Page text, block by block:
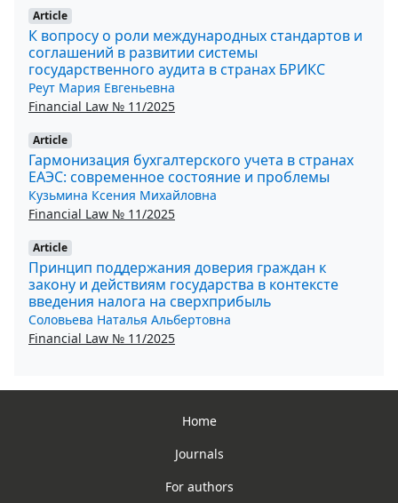
Article
К вопросу о роли международных стандартов и
соглашений в развитии системы
государственного аудита в странах БРИКС
Реут Мария Евгеньевна
Financial Law № 11/2025
Article
Гармонизация бухгалтерского учета в странах
ЕАЭС: современное состояние и проблемы
Кузьмина Ксения Михайловна
Financial Law № 11/2025
Article
Принцип поддержания доверия граждан к
закону и действиям государства в контексте
введения налога на сверхприбыль
Соловьева Наталья Альбертовна
Financial Law № 11/2025
Home
Journals
For authors